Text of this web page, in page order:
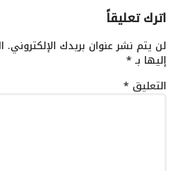
اترك تعليقاً
لن يتم نشر عنوان بريدك الإلكتروني.
إليها بـ*
التعليق *